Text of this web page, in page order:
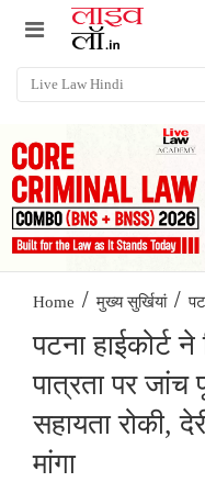
Home / मुख्य सुर्खियां /
पटना हाईकोर्ट
पात्रता पर
सहायता रोकी,
मांगा